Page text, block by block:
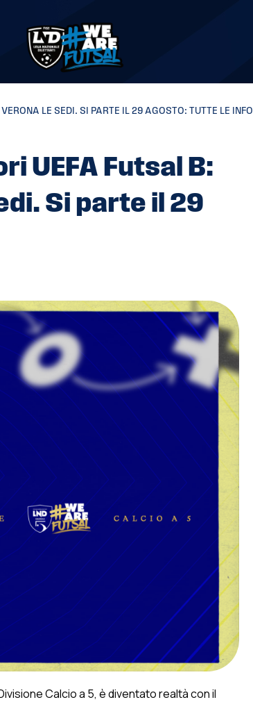
LE SEDI. SI PARTE IL 29 AGOSTO: TUTTE LE INFO
UEFA Futsal B:
Si parte il 29
Calcio a 5, è diventato realtà con il